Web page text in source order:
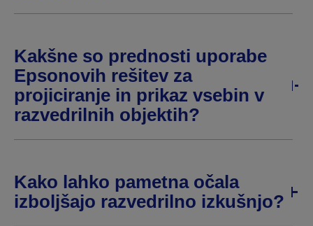
Kakšne so prednosti uporabe
Epsonovih rešitev za
projiciranje in prikaz vsebin v
razvedrilnih objektih?
Kako lahko pametna očala
izboljšajo razvedrilno izkušnjo?